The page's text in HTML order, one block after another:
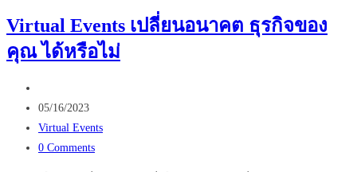
Virtual Events เปลี่ยนอนาคต ธุรกิจของ
คุณ ได้หรือไม่
author:
Post
published:
05/16/2023
Post
category:
Virtual Events
Post
0 Comments